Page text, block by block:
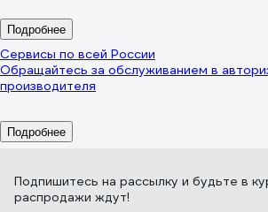
Подробнее
Сервисы по всей России
Обращайтесь за обслуживанием в
производителя
Подробнее
Подпишитесь на рассылку и будьте в
распродажи ждут!